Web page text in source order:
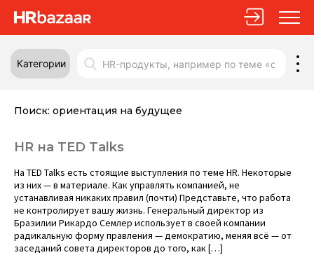
Категории
Поиск: ориентация на будущее
HR на TED Talks
На TED Talks есть стоящие выступления по теме HR. Некоторые
из них — в материале. Как управлять компанией, не
устанавливая никаких правил (почти) Представьте, что работа
не контролирует вашу жизнь. Генеральный директор из
Бразилии Рикардо Семлер использует в своей компании
радикальную форму правления — демократию, меняя всё — от
заседаний совета директоров до того, как […]